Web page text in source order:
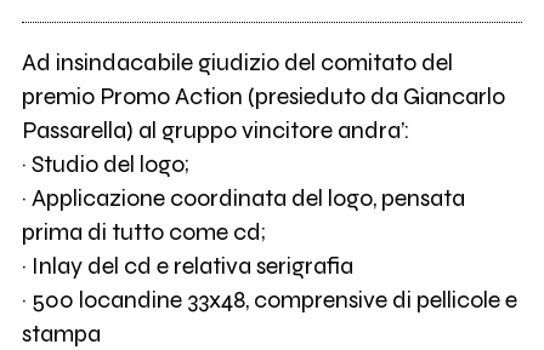
Ad insindacabile giudizio del comitato del
premio Promo Action (presieduto da Giancarlo
Passarella) al gruppo vincitore andra’:
· Studio del logo;
· Applicazione coordinata del logo, pensata
prima di tutto come cd;
· Inlay del cd e relativa serigrafia
· 500 locandine 33x48, comprensive di pellicole e
stampa